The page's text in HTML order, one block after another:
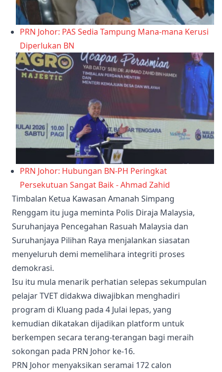
PRN Johor: PAS Sedia Tampung Mana-mana Kerusi
Diperlukan BN
PRN Johor: Hubungan BN-PH Peringkat
Persekutuan Sangat Baik - Ahmad Zahid
Timbalan Ketua Kawasan Amanah Simpang
Renggam itu juga meminta Polis Diraja Malaysia,
Suruhanjaya Pencegahan Rasuah Malaysia dan
Suruhanjaya Pilihan Raya menjalankan siasatan
menyeluruh demi memelihara integriti proses
demokrasi.
Isu itu mula menarik perhatian selepas sekumpulan
pelajar TVET didakwa diwajibkan menghadiri
program di Kluang pada 4 Julai lepas, yang
kemudian dikatakan dijadikan platform untuk
berkempen secara terang-terangan bagi meraih
sokongan pada PRN Johor ke-16.
PRN Johor menyaksikan seramai 172 calon